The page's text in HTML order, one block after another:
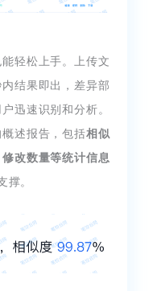
轻松上手。上传文
结果即出，差异部
迅速识别和分析。
述报告，包括相似
改数量等统计信息
撑。